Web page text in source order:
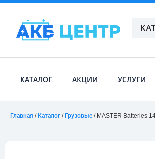
КАТАЛОГ АКЦИИ УСЛУГИ
Главная / Каталог / Грузовые / MASTER Batteries